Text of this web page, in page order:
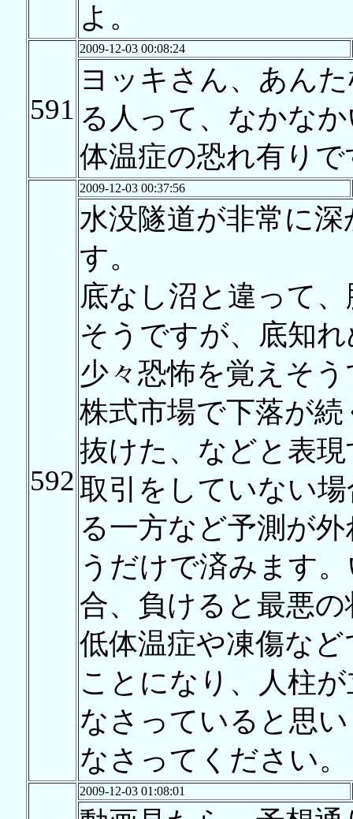
よ。
591
2009-12-03 00:08:24
ヨッキさん、あん
る人って、なかな
体温症の恐れ有り
592
2009-12-03 00:37:56
水没隧道が非常に
す。
底なし沼と違って
そうですが、底知
少々恐怖を覚えそ
株式市場で下落が
抜けた、などと表
取引をしていない
る一方など予測が
うだけで済みます
合、負けると最悪
低体温症や凍傷な
ことになり、人柱
なさっていると思
なさってください。
2009-12-03 01:08:01